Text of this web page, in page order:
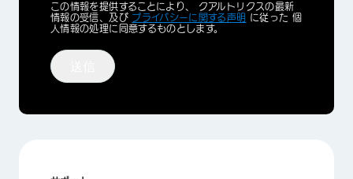
Privacy
Optin
この情報を提供することにより、 クアルトリクスの最新
情報の受信、及び プライバシーに関する声明 に従った 個
人情報の処理に同意するものとします。